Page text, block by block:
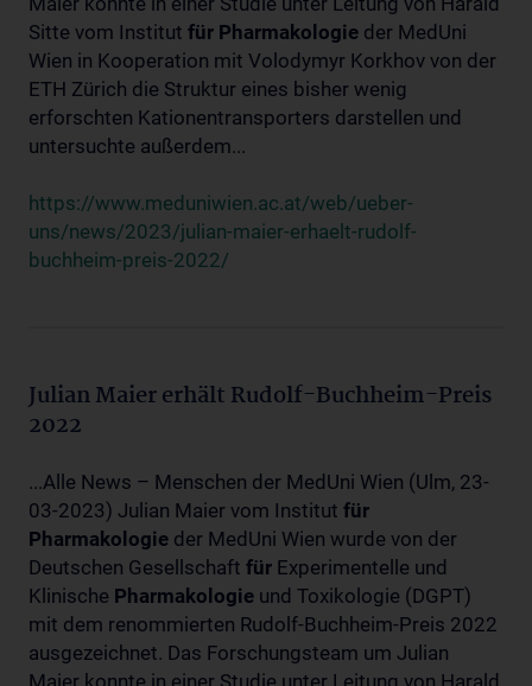
Sitte vom Institut für Pharmakologie der MedUni
Wien in Kooperation mit Volodymyr Korkhov von der
ETH Zürich die Struktur eines bisher wenig
erforschten Kationentransporters darstellen und
untersuchte außerdem...
https://www.meduniwien.ac.at/web/ueber-
uns/news/2023/julian-maier-erhaelt-rudolf-
buchheim-preis-2022/
Julian Maier erhält Rudolf-Buchheim-Preis
2022
...Alle News – Menschen der MedUni Wien (Ulm, 23-
03-2023) Julian Maier vom Institut für
Pharmakologie der MedUni Wien wurde von der
Deutschen Gesellschaft für Experimentelle und
Klinische Pharmakologie und Toxikologie (DGPT)
mit dem renommierten Rudolf-Buchheim-Preis 2022
ausgezeichnet. Das Forschungsteam um Julian
Maier konnte in einer Studie unter Leitung von Harald